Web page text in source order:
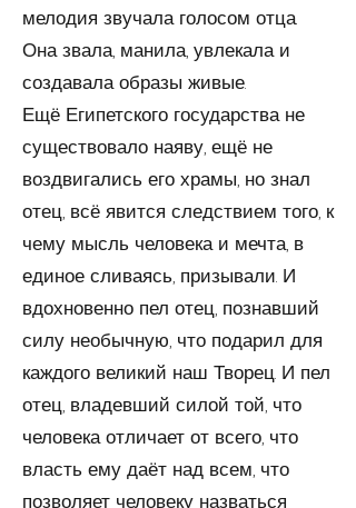
мелодия зву­чала голосом отца.
Она звала, манила, увлекала и
созда­вала образы живые.
Ещё Египетского государства не
существовало наяву, ещё не
воздвигались его храмы, но знал
отец, всё явится следствием того, к
чему мысль человека и мечта, в
единое сливаясь, призывали. И
вдохновенно пел отец, познав­ший
силу необычную, что подарил для
каждого великий наш Творец. И пел
отец, владевший силой той, что
чело­века отличает от всего, что
власть ему даёт над всем, что
позволяет человеку назваться